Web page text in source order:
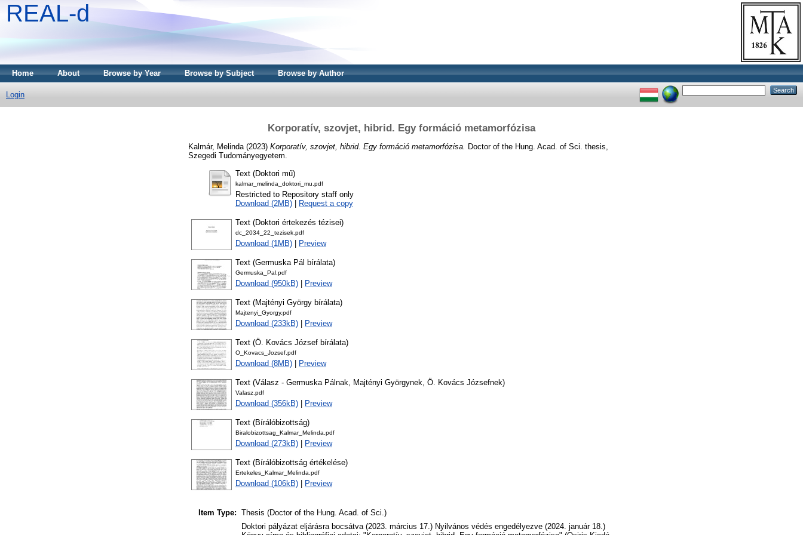
REAL-d
Home About Browse by Year Browse by Subject Browse by Author
Login
Korporatív, szovjet, hibrid. Egy formáció metamorfózisa
Kalmár, Melinda (2023) Korporatív, szovjet, hibrid. Egy formáció metamorfózisa. Doctor of the Hung. Acad. of Sci. thesis,
Szegedi Tudományegyetem.
Text (Doktori mű)
kalmar_melinda_doktori_mu.pdf
Restricted to Repository staff only
Download (2MB)
Request a copy
Text (Doktori értekezés tézisei)
dc_2034_22_tezisek.pdf
Download (1MB) Preview
Text (Germuska Pál bírálata)
Germuska_Pal.pdf
Download (950kB) Preview
Text (Majtényi György bírálata)
Majtenyi_Gyorgy.pdf
Download (233kB) Preview
Text (Ö. Kovács József bírálata)
O_Kovacs_Jozsef.pdf
Download (8MB) Preview
Text (Válasz - Germuska Pálnak, Majtényi Györgynek, Ö. Kovács Józsefnek)
Valasz.pdf
Download (356kB) Preview
Text (Bírálóbizottság)
Biralobizottsag_Kalmar_Melinda.pdf
Download (273kB) Preview
Text (Bírálóbizottság értékelése)
Ertekeles_Kalmar_Melinda.pdf
Download (106kB) Preview
Item Type: Thesis (Doctor of the Hung. Acad. of Sci.)
Doktori pályázat eljárásra bocsátva (2023. március 17.) Nyilvános védés engedélyezve (2024. január 18.)